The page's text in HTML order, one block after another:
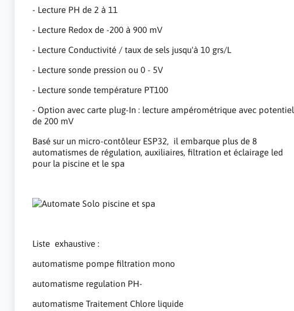
- Lecture PH de 2 à 11
- Lecture Redox de -200 à 900 mV
- Lecture Conductivité / taux de sels jusqu'à 10 grs/L
- Lecture sonde pression ou 0 - 5V
- Lecture sonde température PT100
- Option avec carte plug-In : lecture ampérométrique avec potentiel
de 200 mV
Basé sur un micro-contôleur ESP32, il embarque plus de 8
automatismes de régulation, auxiliaires, filtration et éclairage led
pour la piscine et le spa
Liste exhaustive :
automatisme pompe filtration mono
automatisme regulation PH-
automatisme Traitement Chlore liquide